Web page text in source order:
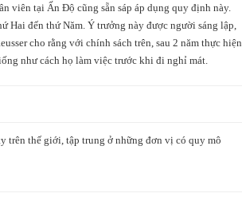
viên tại Ấn Độ cũng sẵn sáp áp dụng quy định này.
Hai đến thứ Năm. Ý trưởng này được người sáng lập,
cho rằng với chính sách trên, sau 2 năm thực hiện,
như cách họ làm việc trước khi đi nghỉ mát.
trên thế giới, tập trung ở những đơn vị có quy mô